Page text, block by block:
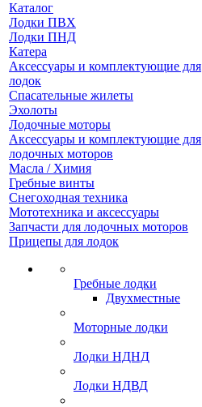
Каталог
Лодки ПВХ
Лодки ПНД
Катера
Аксессуары и комплектующие для
лодок
Спасательные жилеты
Эхолоты
Лодочные моторы
Аксессуары и комплектующие для
лодочных моторов
Масла / Химия
Гребные винты
Снегоходная техника
Мототехника и аксессуары
Запчасти для лодочных моторов
Прицепы для лодок
Гребные лодки
Двухместные
Моторные лодки
Лодки НДНД
Лодки НДВД